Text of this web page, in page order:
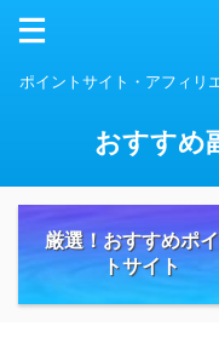
ポイントサイト・アフィリ
おすすめ
厳選！おすすめポ
トサイト